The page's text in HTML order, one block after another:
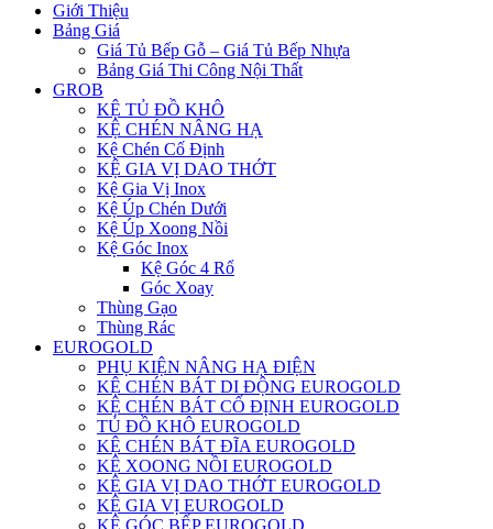
Giới Thiệu
Bảng Giá
Giá Tủ Bếp Gỗ – Giá Tủ Bếp Nhựa
Bảng Giá Thi Công Nội Thất
GROB
KỆ TỦ ĐỒ KHÔ
KỆ CHÉN NÂNG HẠ
Kệ Chén Cố Định
KỆ GIA VỊ DAO THỚT
Kệ Gia Vị Inox
Kệ Úp Chén Dưới
Kệ Úp Xoong Nồi
Kệ Góc Inox
Kệ Góc 4 Rổ
Góc Xoay
Thùng Gạo
Thùng Rác
EUROGOLD
PHỤ KIỆN NÂNG HẠ ĐIỆN
KỆ CHÉN BÁT DI ĐỘNG EUROGOLD
KỆ CHÉN BÁT CỐ ĐỊNH EUROGOLD
TỦ ĐỒ KHÔ EUROGOLD
KỆ CHÉN BÁT ĐĨA EUROGOLD
KỆ XOONG NỒI EUROGOLD
KỆ GIA VỊ DAO THỚT EUROGOLD
KỆ GIA VỊ EUROGOLD
KỆ GÓC BẾP EUROGOLD